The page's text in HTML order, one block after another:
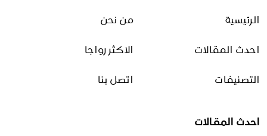
الأندرويد
الرئيسية من نحن
احدث المقالات الاكثر رواجا
التصنيفات اتصل بنا
احدث المقالات